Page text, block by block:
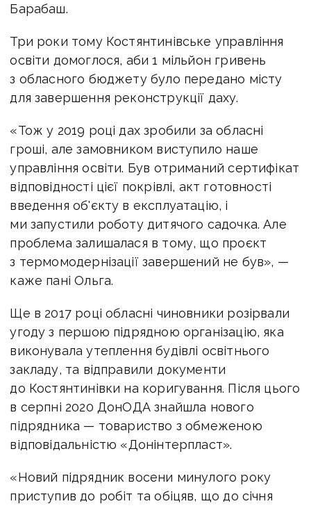
Барабаш.
Три роки тому Костянтинівське управління
освіти домоглося, аби 1 мільйон гривень
з обласного бюджету було передано місту
для завершення реконструкції даху.
«Тож у 2019 році дах зробили за обласні
гроші, але замовником виступило наше
управління освіти. Був отриманий сертифікат
відповідності цієї покрівлі, акт готовності
введення об'єкту в експлуатацію, і
ми запустили роботу дитячого садочка. Але
проблема залишалася в тому, що проєкт
з термомодернізації завершений не був», —
каже пані Ольга.
Ще в 2017 році обласні чиновники розірвали
угоду з першою підрядною організацію, яка
виконувала утеплення будівлі освітнього
закладу, та відправили документи
до Костянтинівки на коригування. Після цього
в серпні 2020 ДонОДА знайшла нового
підрядника — товариство з обмеженою
відповідальністю «Донінтерпласт».
«Новий підрядник восени минулого року
приступив до робіт та обіцяв, що до січня